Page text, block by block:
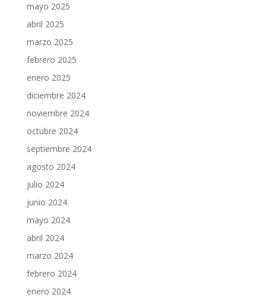
mayo 2025
abril 2025
marzo 2025
febrero 2025
enero 2025
diciembre 2024
noviembre 2024
octubre 2024
septiembre 2024
agosto 2024
julio 2024
junio 2024
mayo 2024
abril 2024
marzo 2024
febrero 2024
enero 2024